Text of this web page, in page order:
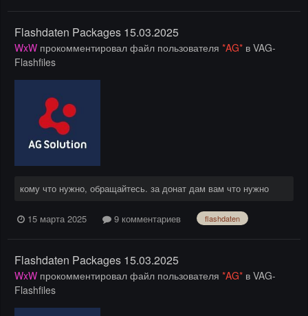
Flashdaten Packages 15.03.2025
WxW прокомментировал файл пользователя *AG* в VAG-
Flashfiles
кому что нужно, обращайтесь. за донат дам вам что нужно
15 марта 2025 9 комментариев flashdaten
Flashdaten Packages 15.03.2025
WxW прокомментировал файл пользователя *AG* в VAG-
Flashfiles